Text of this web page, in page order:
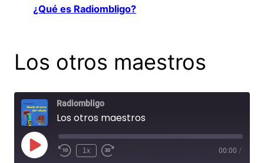
¿Qué es Radiombligo?
Los otros maestros
Radiombligo
Los otros maestros
Play
Episode Rewind
1x
Fast
00:00 /